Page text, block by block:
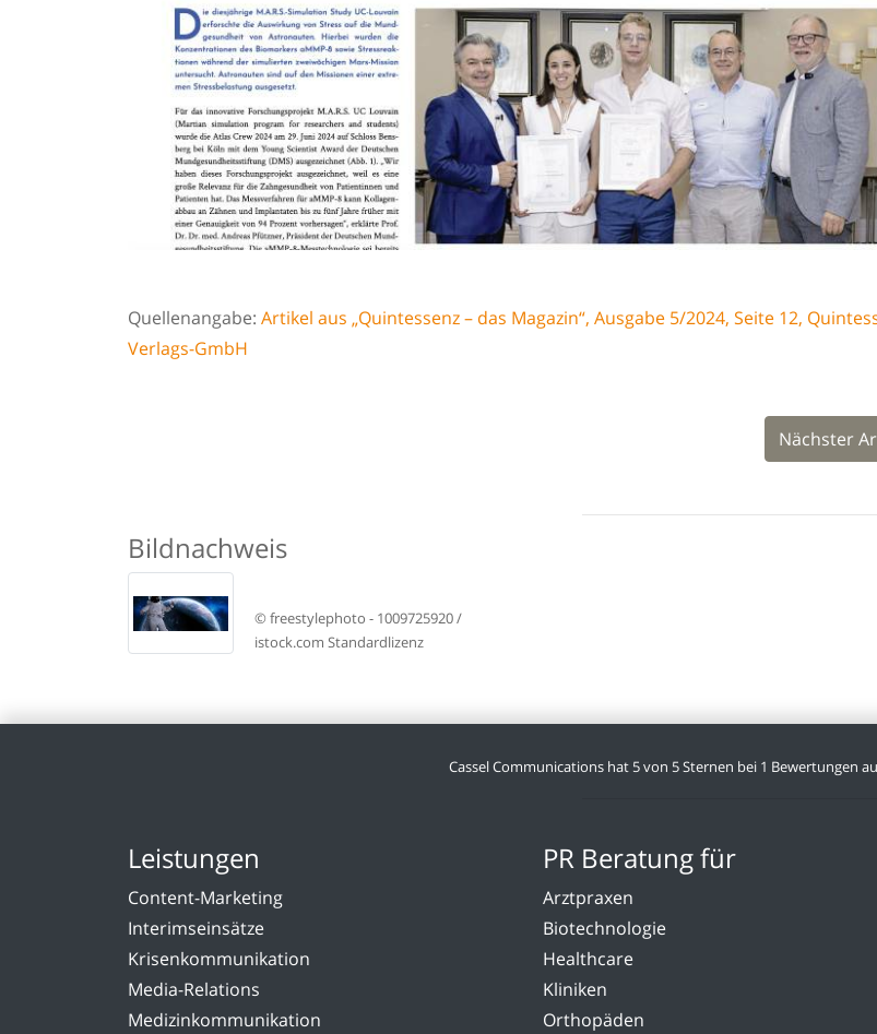
Quellenangabe: Artikel aus „Quintessenz – das Magazin“, Ausgabe 5/2024, Seite 12,
Verlags-GmbH
Nächster
Bildnachweis
© freestylephoto - 1009725920/
istock.com Standardlizenz
Cassel Communications hat 5von 5Sternen bei 1 Bewertungen
Leistungen
Content-Marketing
Interimseinsätze
Krisenkommunikation
Media-Relations
Medizinkommunikation
PR Beratung für
Arztpraxen
Biotechnologie
Healthcare
Kliniken
Orthopäden